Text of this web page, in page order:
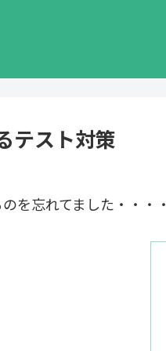
テスト対策
を忘れてました・・・・